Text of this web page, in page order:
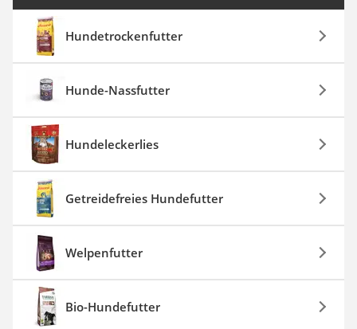
Hundetrockenfutter
Hunde-Nassfutter
Hundeleckerlies
Getreidefreies Hundefutter
Welpenfutter
Bio-Hundefutter